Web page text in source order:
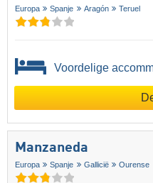
Europa Spanje Aragón Teruel
Voordelige
Manzaneda
Europa Spanje Gallicië Ourense